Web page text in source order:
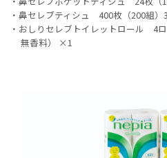
鼻セレブティシュ 400枚（200組）
おしりセレブトイレットロール 4
無香料） ×1